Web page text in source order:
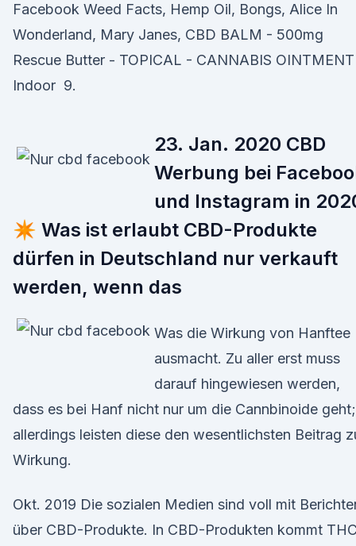
Facebook Weed Facts, Hemp Oil, Bongs, Alice In
Wonderland, Mary Janes, CBD BALM - 500mg
Rescue Butter - TOPICAL - CANNABIS OINTMENT
Indoor 9.
23. Jan. 2020 CBD
Werbung bei
und Instagram in
✴️ Was ist erlaubt CBD-Produkte
dürfen in Deutschland nur verkauft
werden, wenn das
Was die Wirkung von Hanftee
ausmacht. Zu aller erst muss
darauf hingewiesen werden,
dass es bei Hanf nicht nur um die Cannbinoide geht;
allerdings leisten diese den wesentlichsten Beitrag
Wirkung.
Okt. 2019 Die sozialen Medien sind voll mit
über CBD-Produkte. In CBD-Produkten kommt THC